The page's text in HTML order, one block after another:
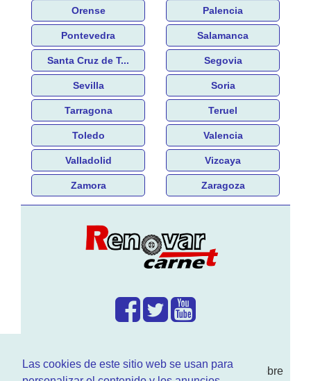
Las cookies de este sitio web se usan para
Orense Palencia
Pontevedra Salamanca
Santa Cruz de T... Segovia
Sevilla Soria
Tarragona Teruel
Toledo Valencia
Valladolid Vizcaya
Zamora Zaragoza
Enwww.RenovarCarnet.com Te contamos sobre